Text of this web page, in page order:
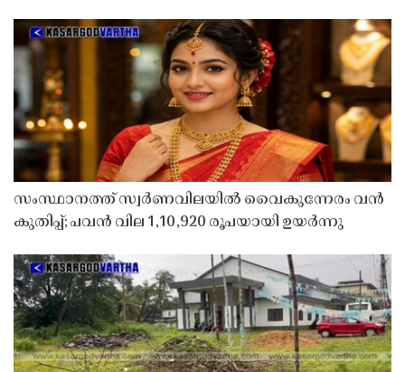
സംസ്ഥാനത്ത് സ്വർണവിലയിൽ വൈകുന്നേരം വൻ
കുതിപ്പ്; പവൻ വില 1,10,920 രൂപയായി ഉയർന്നു